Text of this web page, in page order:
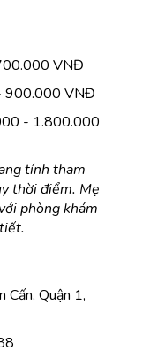
VNĐ
900.000 VNĐ
- 1.800.000
tính tham
thời điểm. Mẹ
phòng khám
Quận 1,